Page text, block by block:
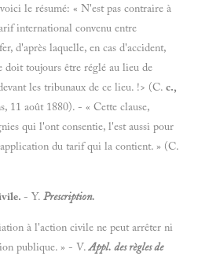
le résumé: « N'est pas contraire à
international convenu entre
d'après laquelle, en cas d'accident,
doit toujours être réglé au lieu de
les tribunaux de ce lieu. !> (C. c.,
11 août 1880). - « Cette clause,
qui l'ont consentie, l'est aussi pour
du tarif qui la contient. » (C.
- Y. Prescription.
à l'action civile ne peut arrêter ni
publique. » - V.Appl. des règles de